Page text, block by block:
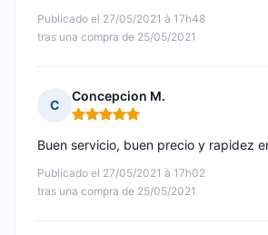
Publicado el 27/05/2021 à 17h48
tras una compra de 25/05/2021
C
Concepcion M.
Nota: 5 de 5
Publicado el 27/05/2021 à 17h02
tras una compra de 25/05/2021
Buen servicio, buen precio y rapidez